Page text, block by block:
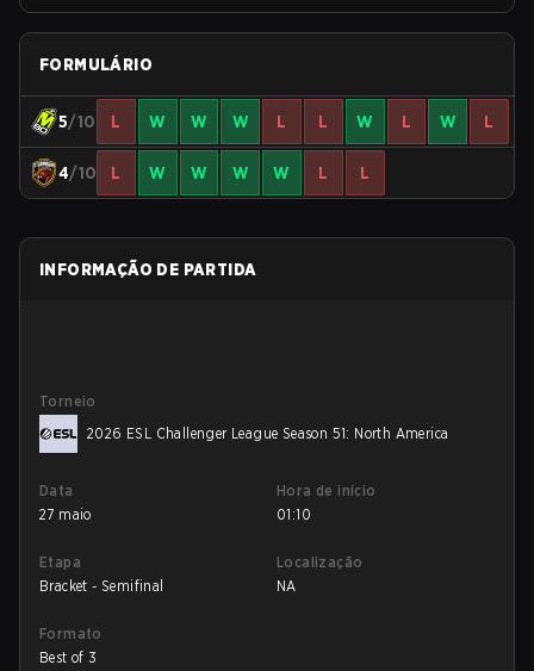
FORMULÁRIO
5/10 L W W W L L W L W L
4/10 L W W W W L L
INFORMAÇÃO DE PARTIDA
Torneio
2026 ESL Challenger League Season 51: North America
Data
27 maio
Hora de início
01:10
Etapa
Bracket - Semifinal
Localização
NA
Formato
Best of 3